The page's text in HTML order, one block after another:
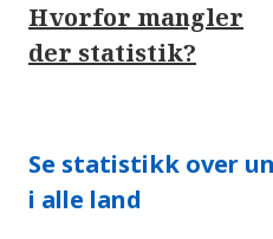
Hvorfor mangler
der statistik?
Se statistikk over
i alle land